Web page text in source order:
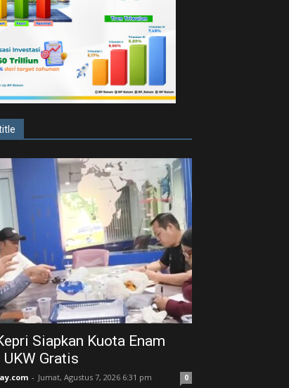
Siapkan Kuota Enam
UKW Gratis
- Jumat, Agustus 7, 2026 6:31 pm 0